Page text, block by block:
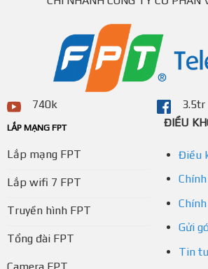
740k 3.5tr
LẮP MẠNG FPT
Lắp mạng FPT
Lắp wifi 7 FPT
Truyền hình FPT
Tổng đài FPT
Camera FPT
ĐIỀU
Điều
Gửi
Tin